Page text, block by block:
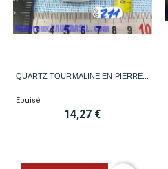
QUARTZ TOURMALINE EN PIERRE...
Epuisé
14,27 €